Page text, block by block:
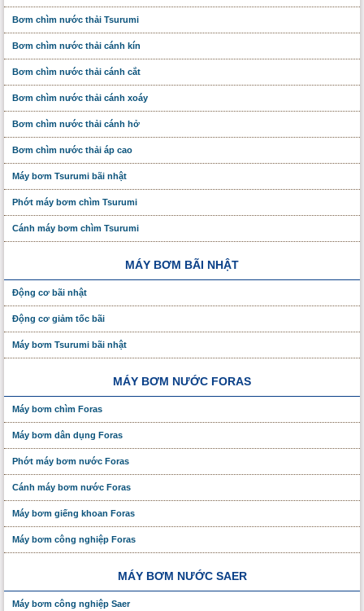
Bơm chìm nước thải Tsurumi
Bơm chìm nước thải cánh kín
Bơm chìm nước thải cánh cắt
Bơm chìm nước thải cánh xoáy
Bơm chìm nước thải cánh hở
Bơm chìm nước thải áp cao
Máy bơm Tsurumi bãi nhật
Phớt máy bơm chìm Tsurumi
Cánh máy bơm chìm Tsurumi
MÁY BƠM BÃI NHẬT
Động cơ bãi nhật
Động cơ giảm tốc bãi
Máy bơm Tsurumi bãi nhật
MÁY BƠM NƯỚC FORAS
Máy bơm chìm Foras
Máy bơm dân dụng Foras
Phớt máy bơm nước Foras
Cánh máy bơm nước Foras
Máy bơm giếng khoan Foras
Máy bơm công nghiệp Foras
MÁY BƠM NƯỚC SAER
Máy bơm công nghiệp Saer